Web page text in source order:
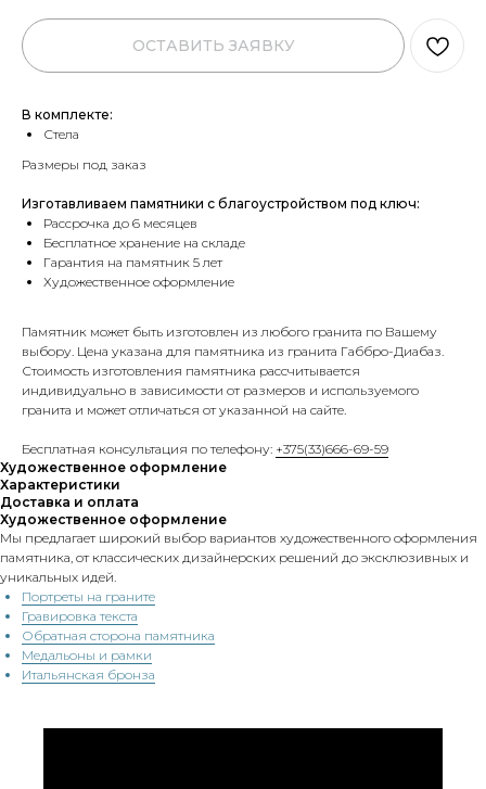
ОСТАВИТЬ ЗАЯВКУ
В комплекте:
Стела
Размеры под заказ
Изготавливаем памятники с благоустройством под ключ:
Рассрочка до 6 месяцев
Бесплатное хранение на складе
Гарантия на памятник 5 лет
Художественное оформление
Памятник может быть изготовлен из любого гранита по Вашему
выбору. Цена указана для памятника из гранита Габбро-Диабаз.
Стоимость изготовления памятника рассчитывается
индивидуально в зависимости от размеров и используемого
гранита и может отличаться от указанной на сайте.
Бесплатная консультация по телефону: +375(33)666-69-59
Художественное оформление
Характеристики
Доставка и оплата
Художественное оформление
Мы предлагает широкий выбор вариантов художественного оформления
памятника, от классических дизайнерских решений до эксклюзивных и
уникальных идей.
Портреты на граните
Гравировка текста
Обратная сторона памятника
Медальоны и рамки
Итальянская бронза